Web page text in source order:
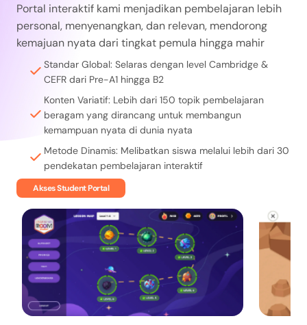
Portal interaktif kami menjadikan pembelajaran lebih
personal, menyenangkan, dan relevan, mendorong
kemajuan nyata dari tingkat pemula hingga mahir
Standar Global: Selaras dengan level Cambridge &
CEFR dari Pre-A1 hingga B2
Konten Variatif: Lebih dari 150 topik pembelajaran
beragam yang dirancang untuk membangun
kemampuan nyata di dunia nyata
Metode Dinamis: Melibatkan siswa melalui lebih dari 30
pendekatan pembelajaran interaktif
Akses Student Portal